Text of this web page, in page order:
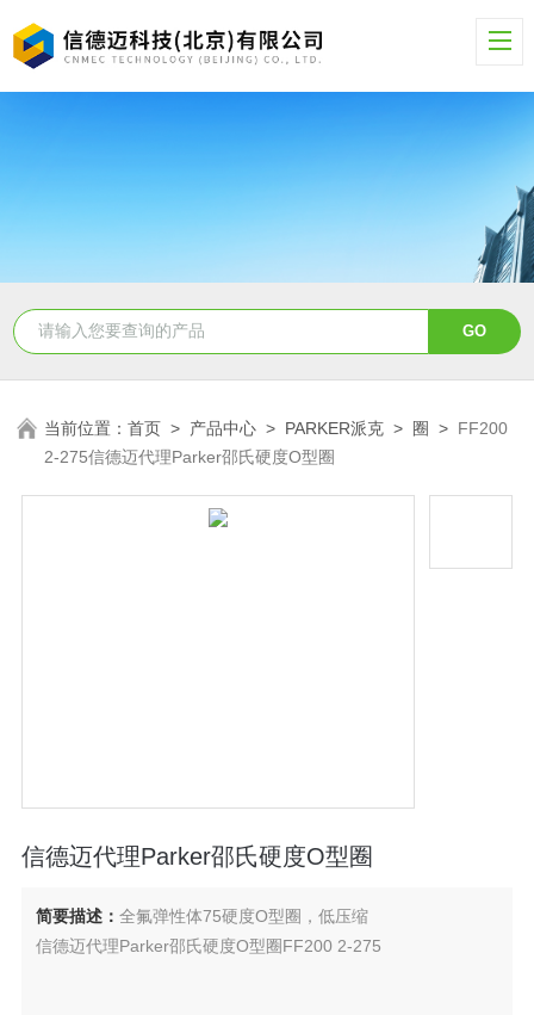
当前位置：首页 > 产品中心 > PARKER派克 > 圈 > FF200
2-275信德迈代理Parker邵氏硬度O型圈
信德迈代理Parker邵氏硬度O型圈
简要描述： 全氟弹性体75硬度O型圈，低压缩
信德迈代理Parker邵氏硬度O型圈FF200 2-275